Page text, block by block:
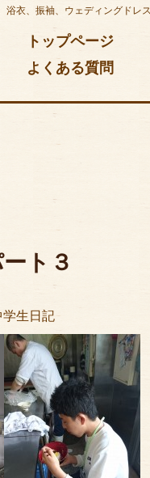
衣、振袖、ウェディングドレ
トップページ
よくある質問
ト３
学生日記